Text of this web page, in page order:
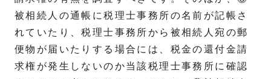
被相続人の通帳に税理士事務所の名前が記帳さ
れていたり、税理士事務所から被相続人宛の郵
便物が届いたりする場合には、税金の還付金請
求権が発生しないのか当該税理士事務所に確認